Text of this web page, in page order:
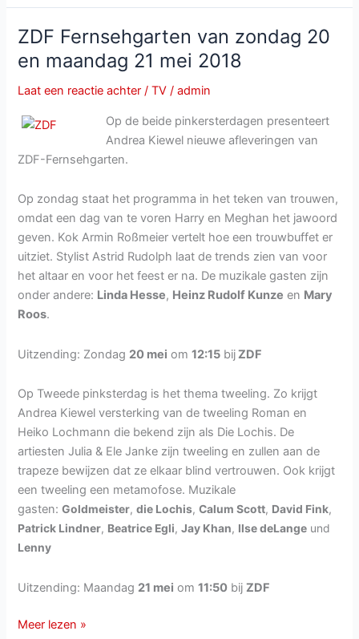
Sonntags
van
zondag
17
juni
ZDF Fernsehgarten van zondag 20
en maandag 21 mei 2018
Laat een reactie achter /TV /admin
Op de beide pinkersterdagen presenteert
Andrea Kiewel nieuwe afleveringen van
ZDF-Fernsehgarten.
Op zondag staat het programma in het teken van trouwen,
omdat een dag van te voren Harry en Meghan het jawoord
geven. Kok Armin Roßmeier vertelt hoe een trouwbuffet er
uitziet. Stylist Astrid Rudolph laat de trends zien van voor
het altaar en voor het feest er na. De muzikale gasten zijn
onder andere: Linda Hesse, Heinz Rudolf Kunze en Mary
Roos.
Uitzending: Zondag 20 mei om12:15 bijZDF
Op Tweede pinksterdag is het thema tweeling. Zo krijgt
Andrea Kiewel versterking van de tweeling Roman en
Heiko Lochmann die bekend zijn als Die Lochis. De
artiesten Julia & Ele Janke zijn tweeling en zullen aan de
trapeze bewijzen dat ze elkaar blind vertrouwen. Ook krijgt
een tweeling een metamofose. Muzikale
gasten:Goldmeister,die Lochis,Calum Scott, David Fink,
Patrick Lindner, Beatrice Egli,Jay Khan, Ilse deLange und
Lenny
Uitzending: Maandag 21 mei om11:50 bijZDF
ZDF
Meer lezen »